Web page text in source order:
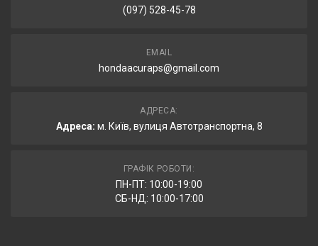
(097) 528-45-78
EMAIL
hondaacuraps@gmail.com
АДРЕСА:
Адреса: м. Київ, вулиця Автотранспортна, 8
ГРАФІК РОБОТИ:
ПН-ПТ: 10:00-19:00
СБ-НД: 10:00-17:00